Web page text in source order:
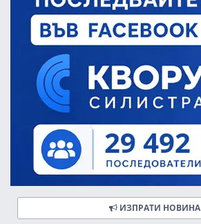
ИЗПРАТИ НОВИНА